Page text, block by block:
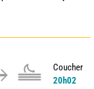
Coucher
20h02